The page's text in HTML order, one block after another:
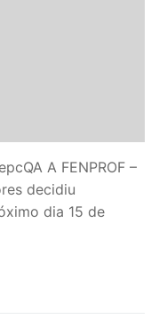
A FENPROF –
decidiu
dia 15 de